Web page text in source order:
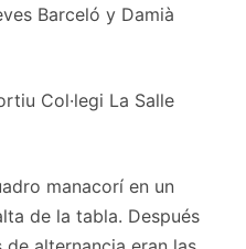
Barceló y Damià
Col·legi La Salle
manacorí en un
de la tabla. Después